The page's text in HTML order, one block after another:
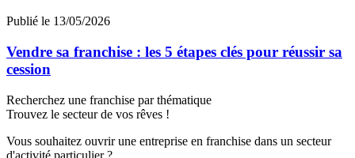
Publié le 13/05/2026
Vendre sa franchise : les 5 étapes clés pour réussir sa
cession
Recherchez une franchise par thématique
Trouvez le secteur de vos rêves !
Vous souhaitez ouvrir une entreprise en franchise dans un secteur
d'activité particulier ?